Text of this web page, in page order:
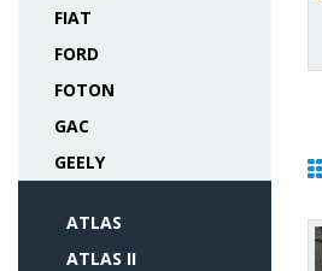
FIAT
FORD
FOTON
GAC
GEELY
ATLAS
ATLAS II